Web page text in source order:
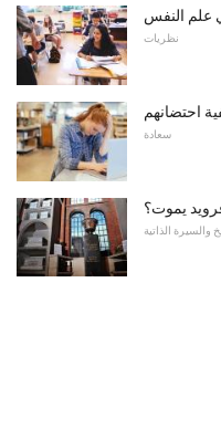
علم النفس
نظريات
احتضانهم
سعادة
يموت؟
والسيرة الذاتية